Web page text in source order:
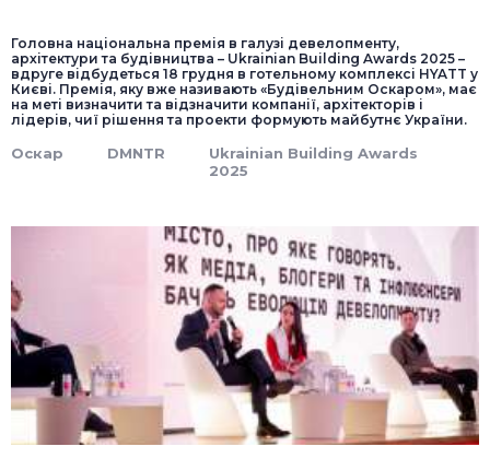
Головна національна премія в галузі девелопменту,
архітектури та будівництва – Ukrainian Building Awards 2025 –
вдруге відбудеться 18 грудня в готельному комплексі HYATT у
Києві. Премія, яку вже називають «Будівельним Оскаром», має
на меті визначити та відзначити компанії, архітекторів і
лідерів, чиї рішення та проекти формують майбутнє України.
Оскар DMNTR
Ukrainian Building Awards
2025